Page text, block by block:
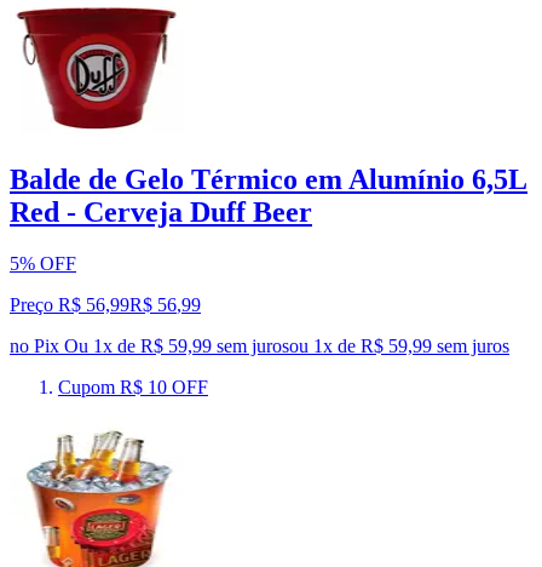
Balde de Gelo Térmico em Alumínio 6,5L
Red - Cerveja Duff Beer
5% OFF
Preço R$ 56,99R$ 56,99
no Pix Ou 1x de R$ 59,99 sem jurosou 1x de R$ 59,99 sem juros
Cupom R$ 10 OFF